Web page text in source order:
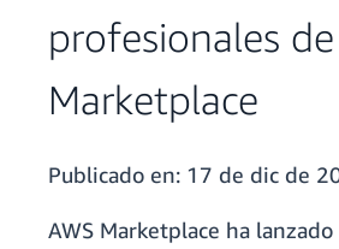
profesionales de
Marketplace
Publicado en: 17 de dic de
AWS Marketplace ha